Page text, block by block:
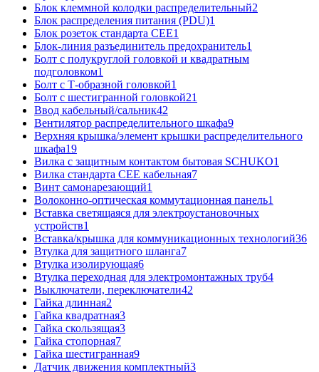
Блок клеммной колодки распределительный2
Блок распределения питания (PDU)1
Блок розеток стандарта CEE1
Блок-линия разъединитель предохранитель1
Болт с полукруглой головкой и квадратным
подголовком1
Болт с Т-образной головкой1
Болт с шестигранной головкой21
Ввод кабельный/сальник42
Вентилятор распределительного шкафа9
Верхняя крышка/элемент крышки распределительного
шкафа19
Вилка с защитным контактом бытовая SCHUKO1
Вилка стандарта CEE кабельная7
Винт самонарезающий1
Волоконно-оптическая коммутационная панель1
Вставка светящаяся для электроустановочных
устройств1
Вставка/крышка для коммуникационных технологий36
Втулка для защитного шланга7
Втулка изолирующая6
Втулка переходная для электромонтажных труб4
Выключатели, переключатели42
Гайка длинная2
Гайка квадратная3
Гайка скользящая3
Гайка стопорная7
Гайка шестигранная9
Датчик движения комплектный3